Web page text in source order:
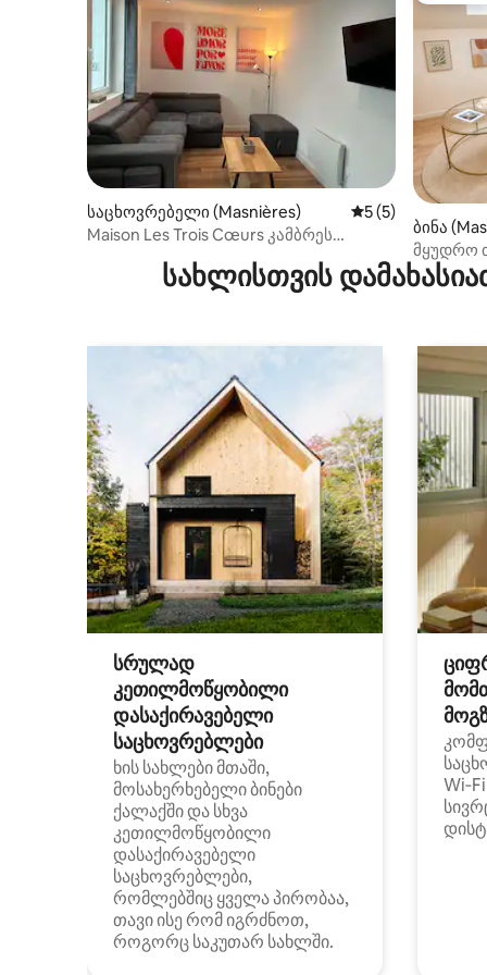
საცხოვრებელი (Masnières) საშუალო
5 (5)
Maison Les Trois Cœurs კამბრეს
ბინა
მყუდრო
სახლისთვის
სრულად
კეთილმოწყობილი
დასაქირავებელი
საცხოვრებლები
ხის სახლები მთაში,
მოსახერხებელი ბინები
ქალაქში და სხვა
კეთილმოწყობილი
დასაქირავებელი
საცხოვრებლები,
რომლებშიც ყველა პირობაა,
თავი ისე რომ იგრძნოთ,
როგორც საკუთარ სახლში.